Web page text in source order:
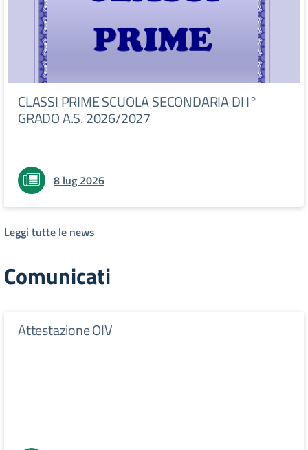
CLASSI PRIME SCUOLA SECONDARIA DI I°
GRADO A.S. 2026/2027
8 lug 2026
Leggi tutte le news
Comunicati
Attestazione OIV